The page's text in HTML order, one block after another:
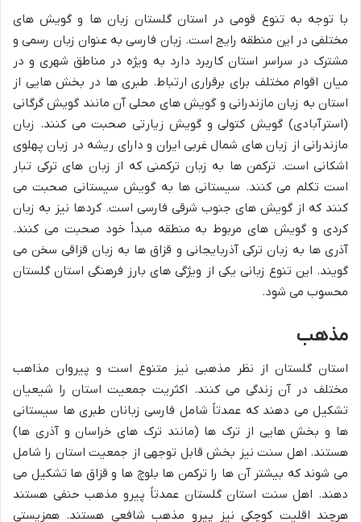
با توجه به تنوع قومی در استان گلستان زبان ها و گویش های
مختلفی در این منطقه رایج است. زبان فارسی به عنوان زبان رسمی و
مشترک در سراسر استان کاربرد دارد به ویژه در مناطق شهری و در
میان اقوام مختلف برای برقراری ارتباط. طبری ها در بخش هایی از
استان به زبان مازندرانی و گویش های محلی آن مانند گویش گرگانی
(استرآبادی) گویش کتولی و گویش زیارتی صحبت می کنند. زبان
مازندرانی از زبان های شمال غربی ایران و دارای ریشه در زبان پهلوی
اشکانی است. ترکمن ها به زبان ترکمنی که از زبان های ترکی تبار
است تکلم می کنند. سیستانی ها به گویش سیستانی صحبت می
کنند که از گویش های جنوب شرقی فارسی است. کردها نیز به زبان
کردی و گویش های مربوط به منطقه مبدأ خود صحبت می کنند.
آذری ها به زبان ترکی آذربایجانی و قزاق ها به زبان قزاقی سخن می
گویند. این تنوع زبانی یکی از ویژگی های بارز فرهنگی استان گلستان
محسوب می شود.
مذهب
استان گلستان از نظر مذهبی نیز متنوع است و پیروان مذاهب
مختلف در آن زندگی می کنند. اکثریت جمعیت استان را شیعیان
تشکیل می دهند که عمدتاً شامل فارسی زبانان طبری ها سیستانی
ها و بخش هایی از ترک ها (مانند ترک های خراسان و آذری ها)
هستند. اهل سنت نیز بخش قابل توجهی از جمعیت استان را شامل
می شوند که بیشتر آن ها را ترکمن ها بلوچ ها و قزاق ها تشکیل می
دهند. اهل سنت استان گلستان عمدتاً پیرو مذهب حنفی هستند
هرچند اقلیت کوچکی نیز پیرو مذهب شافعی هستند. همزیستی